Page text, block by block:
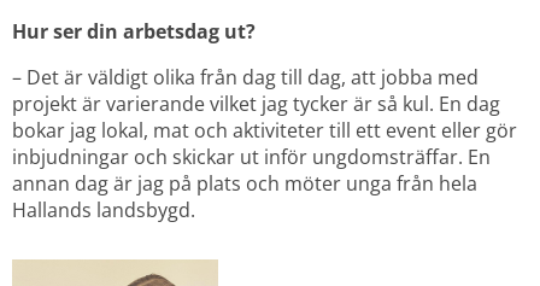
Hur ser din arbetsdag ut?
– Det är väldigt olika från dag till dag, att jobba med
projekt är varierande vilket jag tycker är så kul. En dag
bokar jag lokal, mat och aktiviteter till ett event eller gör
inbjudningar och skickar ut inför ungdomsträffar. En
annan dag är jag på plats och möter unga från hela
Hallands landsbygd.